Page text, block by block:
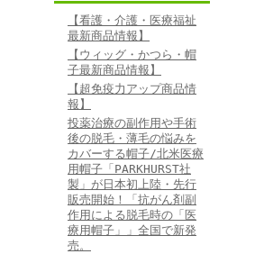
【看護・介護・医療福祉
最新商品情報】
【ウィッグ・かつら・帽
子最新商品情報】
【超免疫力アップ商品情
報】
投薬治療の副作用や手術
後の脱毛・薄毛の悩みを
カバーする帽子/北米医療
用帽子「PARKHURST社
製」が日本初上陸・先行
販売開始！「抗がん剤副
作用による脱毛時の「医
療用帽子」」全国で新発
売。